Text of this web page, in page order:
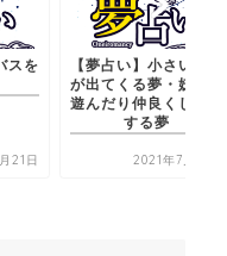
妖怪
怪と
20日
【夢占い】デザートを
飾る夢
2021年7月21日